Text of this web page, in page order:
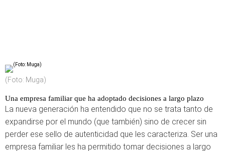
(Foto: Muga)
Una empresa familiar que ha adoptado decisiones a largo plazo
La nueva generación ha entendido que no se trata tanto de
expandirse por el mundo (que también) sino de crecer sin
perder ese sello de autenticidad que les caracteriza. Ser una
empresa familiar les ha permitido tomar decisiones a largo